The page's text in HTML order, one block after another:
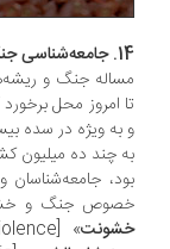
جنگ و ریشه‌های این
امروز محل برخورد
ویژه در سده‌ بیستم و
چند ده میلیون کشته و
جامعه‌شناسان و
جنگ و خشونت
» [The sociology of war and violence] نوشته‌‌